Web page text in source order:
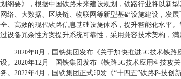
划纲要》，根据中国铁路未来建设规划，铁路行业将以新
网络、大数据、区块链、物联网等新型基础设施建设，发
全、高效的现代铁路信息基础设施体系，提升智能化水平
过设备冗余性方案提升系统可靠性，采用兼容技术架构，满
2020年8月，国铁集团发布《关于加快推进5G技术铁
设。2020年12月，国铁集团发布《铁路5G技术应用科技攻
务。2022年4月，国铁集团正式印发《“十四五”铁路科技创